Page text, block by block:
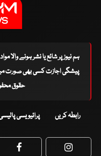
ہم نیوز پر شائع یا نشر ہونے والا
پیشگی اجازت کسی بھی صورت
حقوق
رابطہ کریں پرائیویسی